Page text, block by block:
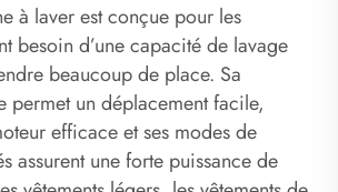
à laver est conçue pour les
besoin d’une capacité de lavage
beaucoup de place. Sa
permet un déplacement facile,
efficace et ses modes de
assurent une forte puissance de